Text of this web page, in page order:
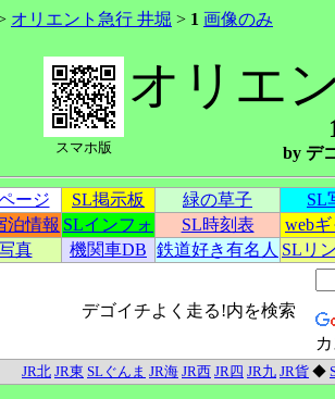
オリエント急行 井堀 > 1 画像のみ
スマホ版
オリエ
by デ
ージ SL掲示板 緑の草子 SL
泊情報 SLインフォ SL時刻表 web
真
機関車DB 鉄道好き有名人 SLリ
デゴイチよく走る!内を検索
JR北 JR東 SLぐんま JR海 JR西 JR四 JR九 JR貨 ◆